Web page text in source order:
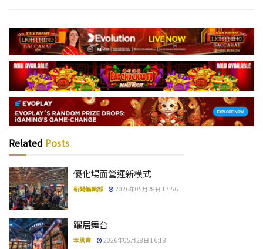
Related Posts
優化場面營運新模式
新聞編輯部 2026年05月28日 17:56
躍居舞台
本思齊 2026年05月28日 16:18